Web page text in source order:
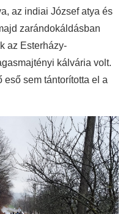
az indiai József atya és
zarándokáldásban
az Esterházy-
kálvária volt.
sem tántorította el a